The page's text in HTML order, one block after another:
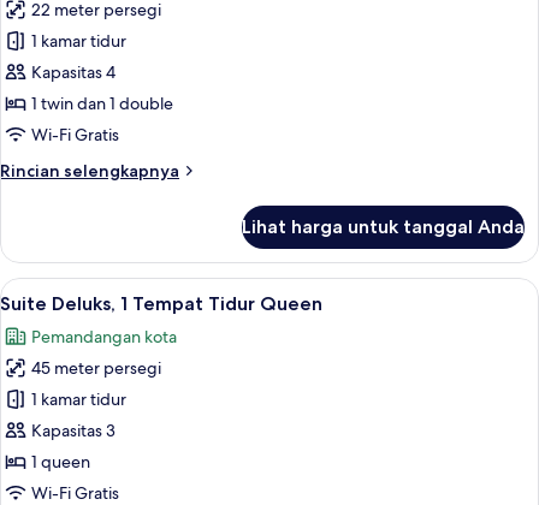
untuk
Kamar
Double
Keluarga
22 meter persegi
1 kamar tidur
Kapasitas 4
1 twin dan 1 double
Wi-Fi Gratis
Rincian selengkapnya
Rincian
Kamar
Double
Keluarga
Lihat harga untuk tanggal Anda
Lihat
semua
foto
untuk
Suite
Deluks,
1
Tempat
Suite Deluks, 1 Tempat Tidur Queen
5
Suite Deluks, 1 Tempat Tidur Queen
Pemandangan kota
45 meter persegi
1 kamar tidur
Kapasitas 3
1 queen
Wi-Fi Gratis